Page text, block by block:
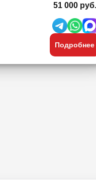
51 000 руб.
Подробнее